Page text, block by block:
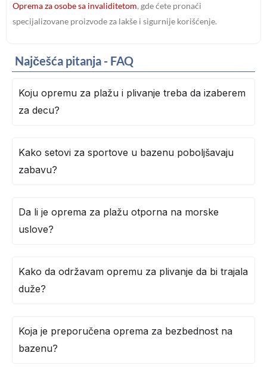
Oprema za osobe sa invaliditetom, gde ćete pronaći
specijalizovane proizvode za lakše i sigurnije korišćenje.
Najčešća pitanja - FAQ
Koju opremu za plažu i plivanje treba da izaberem
za decu?
Kako setovi za sportove u bazenu poboljšavaju
zabavu?
Da li je oprema za plažu otporna na morske
uslove?
Kako da održavam opremu za plivanje da bi trajala
duže?
Koja je preporučena oprema za bezbednost na
bazenu?